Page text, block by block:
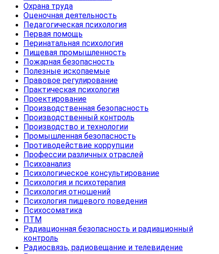
Охрана труда
Оценочная деятельность
Педагогическая психология
Первая помощь
Перинатальная психология
Пищевая промышленность
Пожарная безопасность
Полезные ископаемые
Правовое регулирование
Практическая психология
Проектирование
Производственная безопасность
Производственный контроль
Производство и технологии
Промышленная безопасность
Противодействие коррупции
Профессии различных отраслей
Психоанализ
Психологическое консультирование
Психология и психотерапия
Психология отношений
Психология пищевого поведения
Психосоматика
ПТМ
Радиационная безопасность и радиационный
контроль
Радиосвязь, радиовещание и телевидение